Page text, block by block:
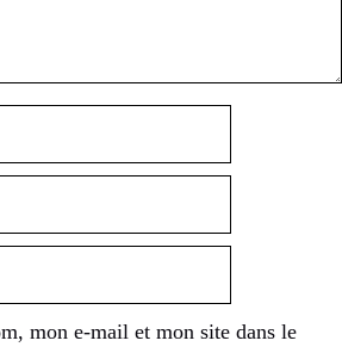
mon e-mail et mon site dans le